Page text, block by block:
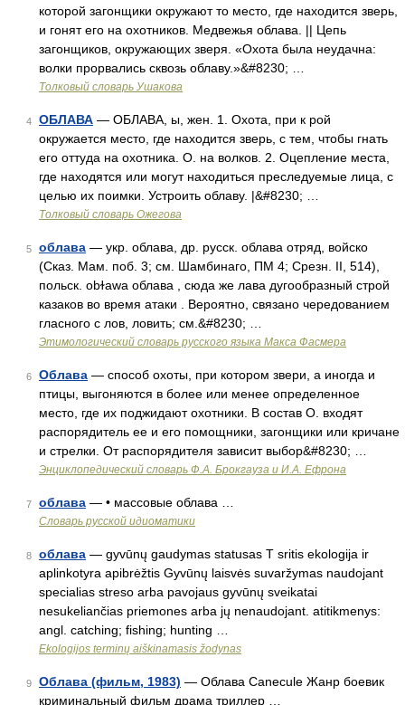
которой загонщики окружают то место, где находится зверь,
и гонят его на охотников. Медвежья облава. || Цепь
загонщиков, окружающих зверя. «Охота была неудачна:
волки прорвались сквозь облаву.»&#8230; …
Толковый словарь Ушакова
4 ОБЛАВА — ОБЛАВА, ы, жен. 1. Охота, при к рой
окружается место, где находится зверь, с тем, чтобы гнать
его оттуда на охотника. О. на волков. 2. Оцепление места,
где находятся или могут находиться преследуемые лица, с
целью их поимки. Устроить облаву. |&#8230; …
Толковый словарь Ожегова
5 облава — укр. облава, др. русск. облава отряд, войско
(Сказ. Мам. поб. 3; см. Шамбинаго, ПМ 4; Срезн. II, 514),
польск. оbɫаwа облава , сюда же лава дугообразный строй
казаков во время атаки . Вероятно, связано чередованием
гласного с лов, ловить; см.&#8230; …
Этимологический словарь русского языка Макса Фасмера
6 Облава — способ охоты, при котором звери, а иногда и
птицы, выгоняются в более или менее определенное
место, где их поджидают охотники. В состав О. входят
распорядитель ее и его помощники, загонщики или кричане
и стрелки. От распорядителя зависит выбор&#8230; …
Энциклопедический словарь Ф.А. Брокгауза и И.А. Ефрона
7 облава — • массовые облава …
Словарь русской идиоматики
8 облава — gyvūnų gaudymas statusas T sritis ekologija ir
aplinkotyra apibrėžtis Gyvūnų laisvės suvaržymas naudojant
specialias streso arba pavojaus gyvūnų sveikatai
nesukeliančias priemones arba jų nenaudojant. atitikmenys:
angl. catching; fishing; hunting …
Ekologijos terminų aiškinamasis žodynas
9 Облава (фильм, 1983) — Облава Canecule Жанр боевик
криминальный фильм драма триллер …